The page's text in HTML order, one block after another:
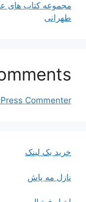
مجموعه کتاب های
طهرانی
Commenter
خرید بک لینک
نازل مه پاش